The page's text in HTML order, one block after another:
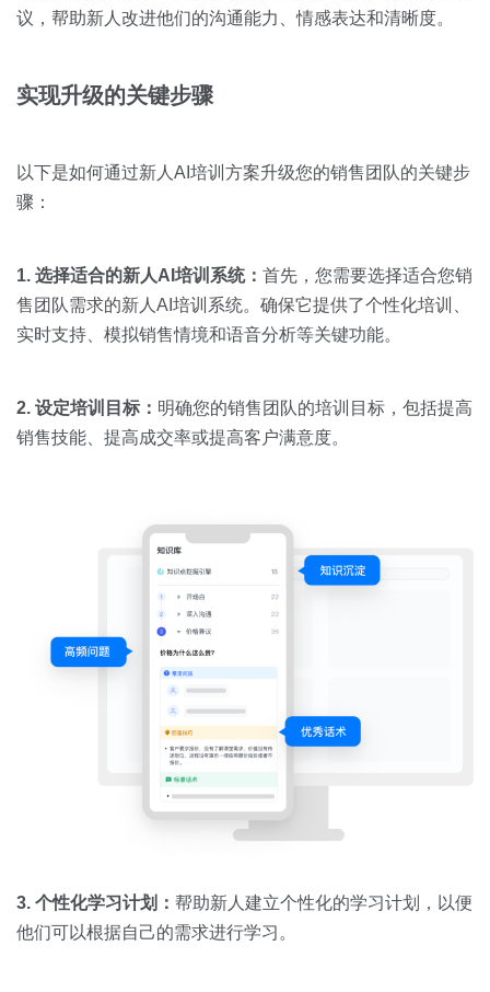
议，帮助新人改进他们的沟通能力、情感表达和清晰度。
实现升级的关键步骤
以下是如何通过新人AI培训方案升级您的销售团队的关键步
骤：
1. 选择适合的新人AI 培训系统： 首先，您需要选择适合您销
售团队需求的新人AI培训系统。确保它提供了个性化培训、
实时支持、模拟销售情境和语音分析等关键功能。
2. 设定培训目标： 明确您的销售团队的培训目标，包括提高
销售技能、提高成交率或提高客户满意度。
3. 个性化学习计划： 帮助新人建立个性化的学习计划，以便
他们可以根据自己的需求进行学习。